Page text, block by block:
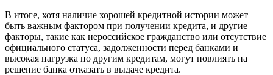
В итоге, хотя наличие хорошей кредитной истории может
быть важным фактором при получении кредита, и другие
факторы, такие как нероссийское гражданство или отсутствие
официального статуса, задолженности перед банками и
высокая нагрузка по другим кредитам, могут повлиять на
решение банка отказать в выдаче кредита.